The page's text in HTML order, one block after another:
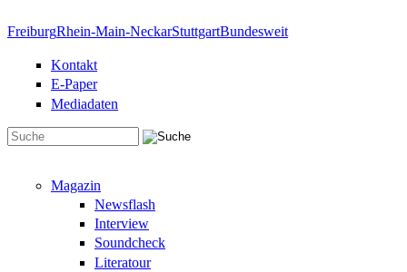
FreiburgRhein-Main-NeckarStuttgartBundesweit
Kontakt
E-Paper
Mediadaten
Magazin
Newsflash
Interview
Soundcheck
Literatour